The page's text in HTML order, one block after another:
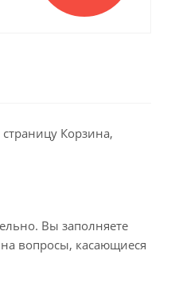
Корзина,
Вы заполняете
вопросы, касающиеся